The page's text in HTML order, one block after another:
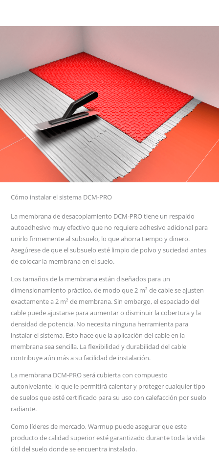
Cómo instalar el sistema DCM-PRO
La membrana de desacoplamiento DCM-PRO tiene un respaldo
autoadhesivo muy efectivo que no requiere adhesivo adicional para
unirlo firmemente al subsuelo, lo que ahorra tiempo y dinero.
Asegúrese de que el subsuelo esté limpio de polvo y suciedad antes
de colocar la membrana en el suelo.
Los tamaños de la membrana están diseñados para un
dimensionamiento práctico, de modo que 2 m² de cable se ajusten
exactamente a 2 m² de membrana. Sin embargo, el espaciado del
cable puede ajustarse para aumentar o disminuir la cobertura y la
densidad de potencia. No necesita ninguna herramienta para
instalar el sistema. Esto hace que la aplicación del cable en la
membrana sea sencilla. La flexibilidad y durabilidad del cable
contribuye aún más a su facilidad de instalación.
La membrana DCM-PRO será cubierta con compuesto
autonivelante, lo que le permitirá calentar y proteger cualquier tipo
de suelos que esté certificado para su uso con calefacción por suelo
radiante.
Como líderes de mercado, Warmup puede asegurar que este
producto de calidad superior esté garantizado durante toda la vida
útil del suelo donde se encuentra instalado.